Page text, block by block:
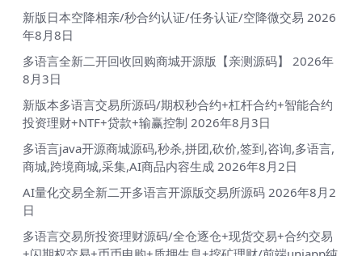
新版日本空降相亲/秒合约认证/任务认证/空降微交易 2026
年8月8日
多语言全新二开回收回购商城开源版【亲测源码】
2026年
8月3日
新版本多语言交易所源码/期权秒合约+杠杆合约+智能合约
投资理财+NTF+贷款+输赢控制 2026年8月3日
多语言java开源商城源码,秒杀,拼团,砍价,签到,咨询,多语言,
商城,跨境商城,采集,AI商品内容生成 2026年8月2日
AI量化交易全新二开多语言开源版交易所源码 2026年8月2
日
多语言交易所投资理财源码/全仓逐仓+现货交易+合约交易